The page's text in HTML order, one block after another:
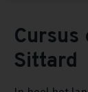
Sittard